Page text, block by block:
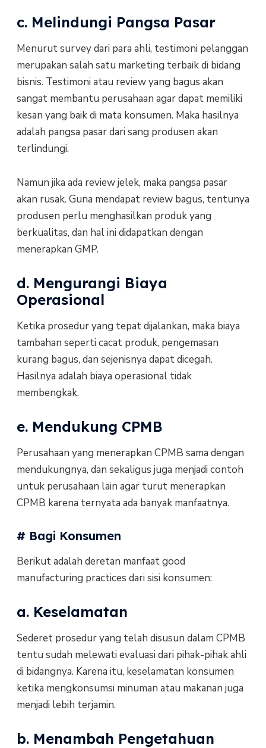
c. Melindungi Pangsa Pasar
Menurut survey dari para ahli, testimoni pelanggan
merupakan salah satu marketing terbaik di bidang
bisnis. Testimoni atau review yang bagus akan
sangat membantu perusahaan agar dapat memiliki
kesan yang baik di mata konsumen. Maka hasilnya
adalah pangsa pasar dari sang produsen akan
terlindungi.
Namun jika ada review jelek, maka pangsa pasar
akan rusak. Guna mendapat review bagus, tentunya
produsen perlu menghasilkan produk yang
berkualitas, dan hal ini didapatkan dengan
menerapkan GMP.
d. Mengurangi Biaya
Operasional
Ketika prosedur yang tepat dijalankan, maka biaya
tambahan seperti cacat produk, pengemasan
kurang bagus, dan sejenisnya dapat dicegah.
Hasilnya adalah biaya operasional tidak
membengkak.
e. Mendukung CPMB
Perusahaan yang menerapkan CPMB sama dengan
mendukungnya, dan sekaligus juga menjadi contoh
untuk perusahaan lain agar turut menerapkan
CPMB karena ternyata ada banyak manfaatnya.
# Bagi Konsumen
Berikut adalah deretan manfaat good
manufacturing practices dari sisi konsumen:
a. Keselamatan
Sederet prosedur yang telah disusun dalam CPMB
tentu sudah melewati evaluasi dari pihak-pihak ahli
di bidangnya. Karena itu, keselamatan konsumen
ketika mengkonsumsi minuman atau makanan juga
menjadi lebih terjamin.
b. Menambah Pengetahuan